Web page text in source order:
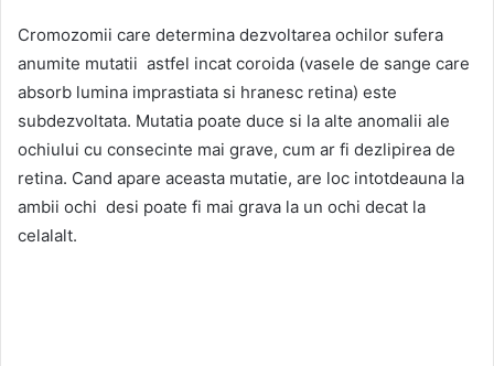
Cromozomii care determina dezvoltarea ochilor sufera
anumite mutatii astfel incat coroida (vasele de sange care
absorb lumina imprastiata si hranesc retina) este
subdezvoltata. Mutatia poate duce si la alte anomalii ale
ochiului cu consecinte mai grave, cum ar fi dezlipirea de
retina. Cand apare aceasta mutatie, are loc intotdeauna la
ambii ochi desi poate fi mai grava la un ochi decat la
celalalt.